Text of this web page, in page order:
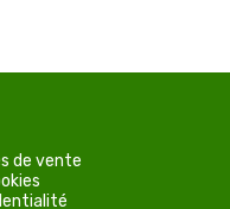
de vente